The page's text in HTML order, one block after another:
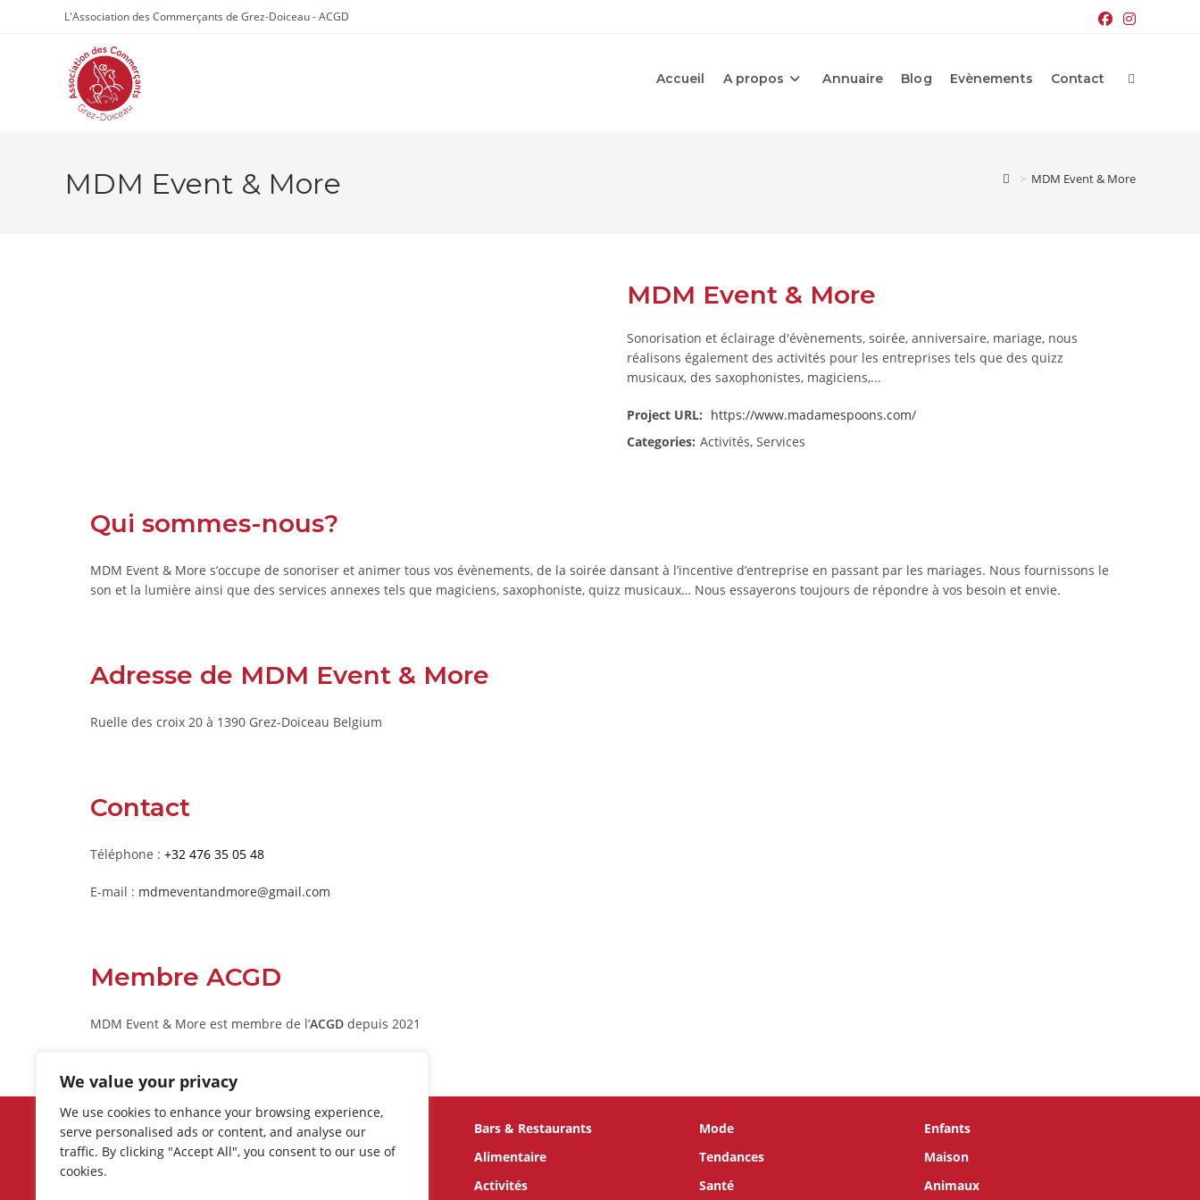
We value your privacy
We use cookies to enhance your browsing experience,
serve personalised ads or content, and analyse our
traffic. By clicking "Accept All", you consent to our use of
cookies.
L'Association des Commerçants de Grez-Doiceau - ACGD
Accueil A propos Annuaire Blog Evènements Contact
website
MDM Event & More > MDM Event & More
MDM Event & More
Sonorisation et éclairage d'évènements, soirée, anniversaire, mariage, nous
réalisons également des activités pour les entreprises tels que des quizz
musicaux, des saxophonistes, magiciens,...
Project URL: https://www.madamespoons.com/
Categories: Activités, Services
Qui sommes-nous?
MDM Event & More s’occupe de sonoriser et animer tous vos évènements, de la soirée dansant à l’incentive d’entreprise en passant par les mariages. Nous fournissons le
son et la lumière ainsi que des services annexes tels que magiciens, saxophoniste, quizz musicaux… Nous essayerons toujours de répondre à vos besoin et envie.
Adresse de MDM Event & More
Ruelle des croix 20 à 1390 Grez-Doiceau Belgium
Contact
Téléphone : +32 476 35 05 48
E-mail : mdmeventandmore@gmail.com
Membre ACGD
MDM Event & More est membre de l’ACGDdepuis 2021
Découvrez les événements et
promotions récents, ainsi que la liste
Bars & Restaurants
Alimentaire
Activités
Mode
Tendances
Santé
Enfants
Maison
Animaux